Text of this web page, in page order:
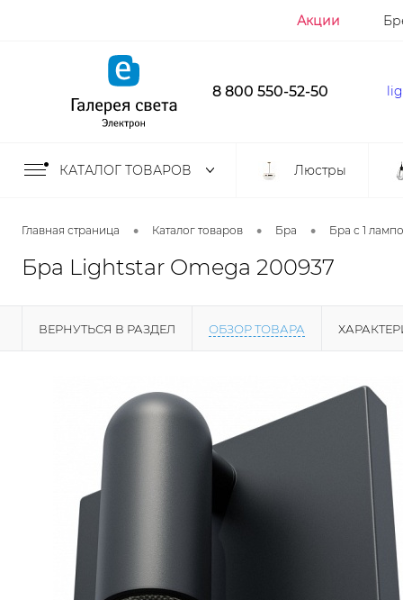
Акции
8 800 550-52-50
КАТАЛОГ ТОВАРОВ Люстры
Главная страница • Каталог товаров • Бра • Бра с 1
Бра Lightstar Omega 200937
ВЕРНУТЬСЯ В РАЗДЕЛ ОБЗОР ТОВАРА